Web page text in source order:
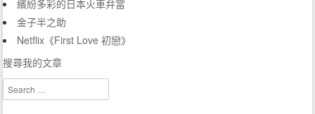
繽紛多彩的日本火車弁當
金子半之助
Netflix《First Love 初戀》
搜尋我的文章
Search